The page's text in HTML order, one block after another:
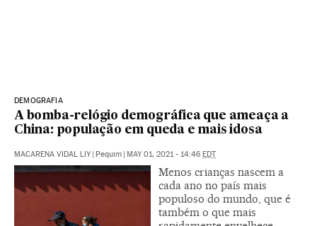
DEMOGRAFIA
A bomba-relógio demográfica que ameaça a
China: população em queda e mais idosa
MACARENA VIDAL LIY | Pequim | MAY 01, 2021 - 14:46 EDT
Menos crianças nascem a
cada ano no país mais
populoso do mundo, que é
também o que mais